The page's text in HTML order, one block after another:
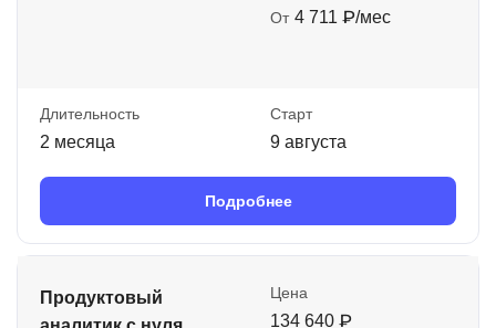
От 4 711 ₽/мес
Длительность
2 месяца
Старт
9 августа
Подробнее
Продуктовый
Цена
134 640 ₽